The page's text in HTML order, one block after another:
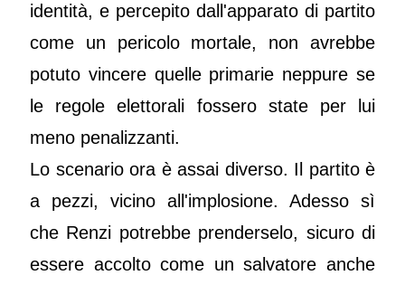
identità, e percepito dall'apparato di partito
come un pericolo mortale, non avrebbe
potuto vincere quelle primarie neppure se
le regole elettorali fossero state per lui
meno penalizzanti.
Lo scenario ora è assai diverso. Il partito è
a pezzi, vicino all'implosione. Adesso sì
che Renzi potrebbe prenderselo, sicuro di
essere accolto come un salvatore anche